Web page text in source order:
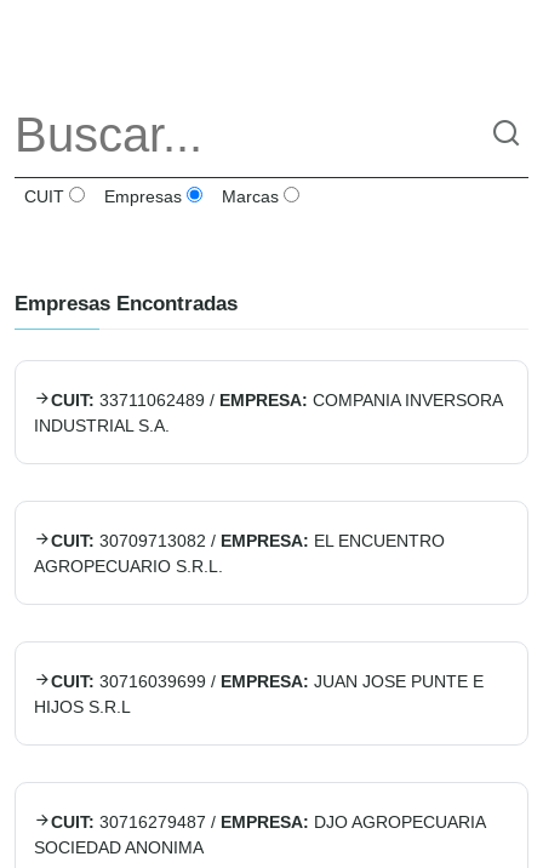
CUIT Empresas Marcas
Empresas Encontradas
CUIT: 33711062489 / EMPRESA: COMPANIA INVERSORA
INDUSTRIAL S.A.
CUIT: 30709713082 / EMPRESA: EL ENCUENTRO
AGROPECUARIO S.R.L.
CUIT: 30716039699 / EMPRESA: JUAN JOSE PUNTE E
HIJOS S.R.L
CUIT: 30716279487 / EMPRESA: DJO AGROPECUARIA
SOCIEDAD ANONIMA